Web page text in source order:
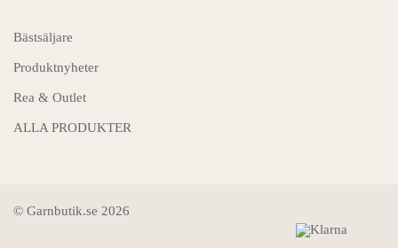
Bästsäljare
Produktnyheter
Rea & Outlet
ALLA PRODUKTER
© Garnbutik.se 2026